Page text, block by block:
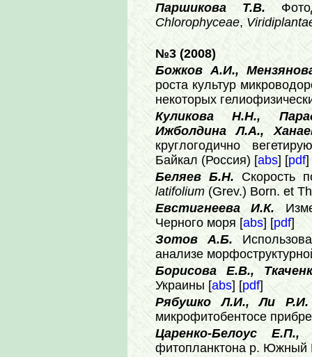
Паршикова Т.В.
Chlorophyceae,
№3 (2008)
Божков А.И.,
роста культур
некоторых
Куликова Н.Н.,
Ижболдина Л.А.,
круглогодично
Байкал (Россия) [abs] [pdf]
Беляев Б.Н. Скорость
latifolium (Grev.) Born. et
Евстигнеева И.К.
Черного моря [abs] [pdf]
Зотов А.Б.
анализе
Борисова Е.В.,
Украины [abs] [pdf]
Рябушко Л.И., Ли Р.И.
микрофитобентосе
Царенко-Белоус
фитопланктона р. Южный